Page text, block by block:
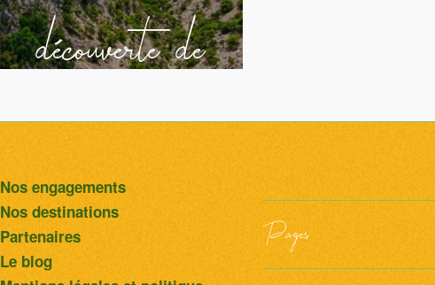
découverte de
Majorque
Nos engagements
Nos destinations
Partenaires
Le blog
Pages